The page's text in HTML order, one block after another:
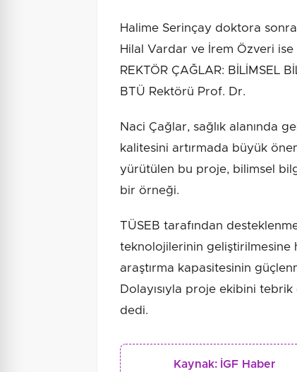
Halime Serinçay doktora
Hilal Vardar ve İrem Özveri
REKTÖR ÇAĞLAR: BİLİMSEL
BTÜ Rektörü Prof. Dr.
Naci Çağlar, sağlık alanında
kalitesini artırmada büyük
yürütülen bu proje, bilimsel
bir örneği.
TÜSEB tarafından
teknolojilerinin geliştirilmesine
araştırma kapasitesinin
Dolayısıyla proje ekibini
dedi.
Kaynak: İGF Haber